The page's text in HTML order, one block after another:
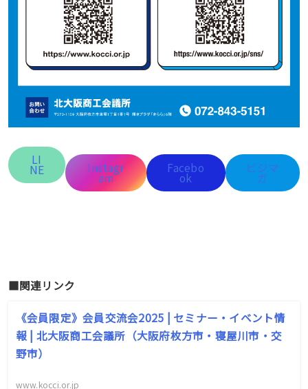
LI
NE Instagr
am
Facebo
ok
ビジマ
ガ
■関連リンク
《会員限定》会員交流会2025 | セミナー・イベント情
報 | 北大阪商工会議所（大阪府枚方市・寝屋川市・交
野市）
www.kocci.or.jp